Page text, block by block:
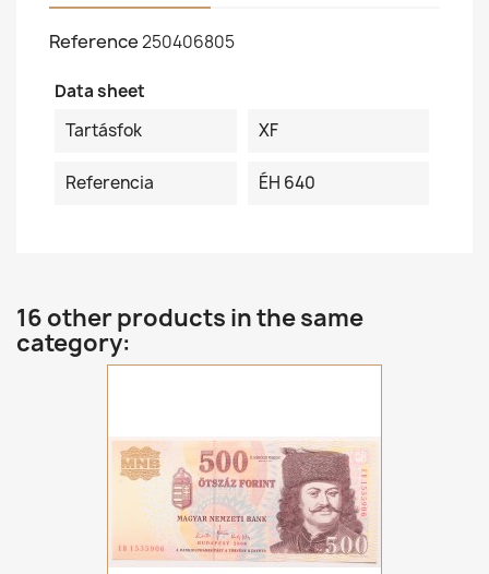
Reference250406805
Data sheet
Tartásfok
XF
Referencia ÉH 640
16 other products in the same
category: